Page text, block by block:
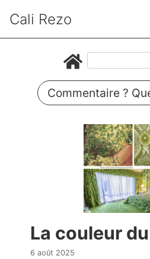
Cali Rezo
Commentaire ?
La couleur
6 août 2025